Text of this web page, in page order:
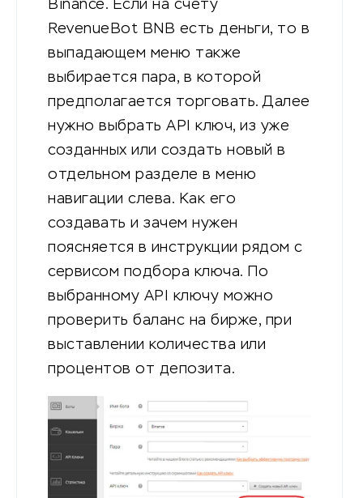
Binance. Если на счету
RevenueBot BNB есть деньги, то в
выпадающем меню также
выбирается пара, в которой
предполагается торговать. Далее
нужно выбрать API ключ, из уже
созданных или создать новый в
отдельном разделе в меню
навигации слева. Как его
создавать и зачем нужен
поясняется в инструкции рядом с
сервисом подбора ключа. По
выбранному API ключу можно
проверить баланс на бирже, при
выставлении количества или
процентов от депозита.